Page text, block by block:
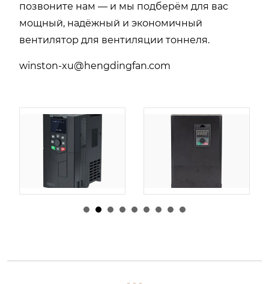
позвоните нам — и мы подберём для вас
мощный, надёжный и экономичный
вентилятор для вентиляции тоннеля.
winston-xu@hengdingfan.com
由admin |30 1 月,
由admin |29 1 月,